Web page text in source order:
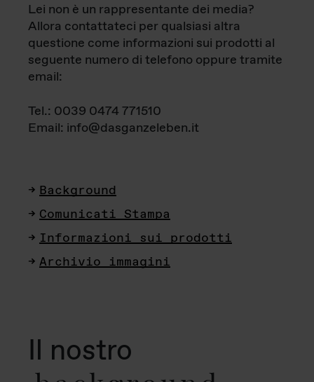
Lei non è un rappresentante dei media?
Allora contattateci per qualsiasi altra
questione come informazioni sui prodotti al
seguente numero di telefono oppure tramite
email:
Tel.: 0039 0474 771510
Email: info@dasganzeleben.it
Background
Comunicati Stampa
Informazioni sui prodotti
Archivio immagini
Il nostro